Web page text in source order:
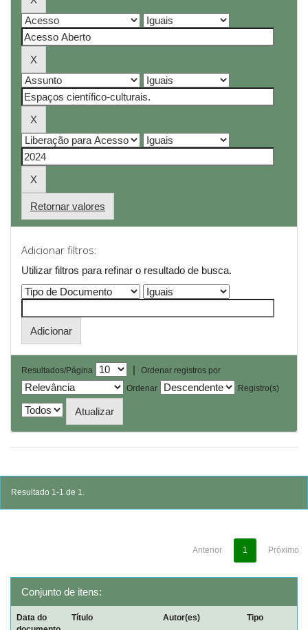
Retornar valores
Adicionar filtros:
Utilizar filtros para refinar o resultado de busca.
Resultados/Página |
Ordenar registros por
Ordenar
Registro(s)
Resultado 1-1 de 1.
Anterior 1 Próximo
Conjunto de itens:
Data do
Título Autor(es) Tipo